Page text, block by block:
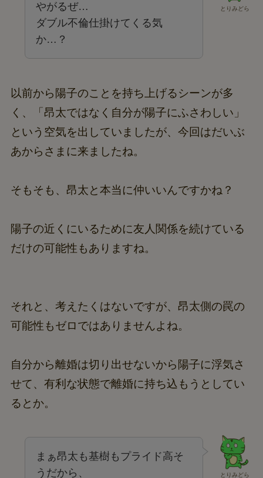
とりみどら
やがるぜ…
ダブル不倫仕掛けてくる気
か…？
以前から陽子のことを持ち上げるシーンが多
く、「昂太ではなく自分が陽子にふさわしい」
という空気を出していましたが、今回はだいぶ
あからさまに来ましたね。
そもそも、昂太と本当に仲いいんですかね？
陽子の近くにいるために友人関係を続けている
だけの可能性もありますね。
それと、考えたくはないですが、昂太側の罠の
可能性もゼロではありませんよね。
自分から離婚は切り出せないから陽子に浮気さ
せて、有利な状態で離婚に持ち込もうとしてい
るとか。
とりみどら
まぁ昂太も基樹もプライド高そ
うだから、